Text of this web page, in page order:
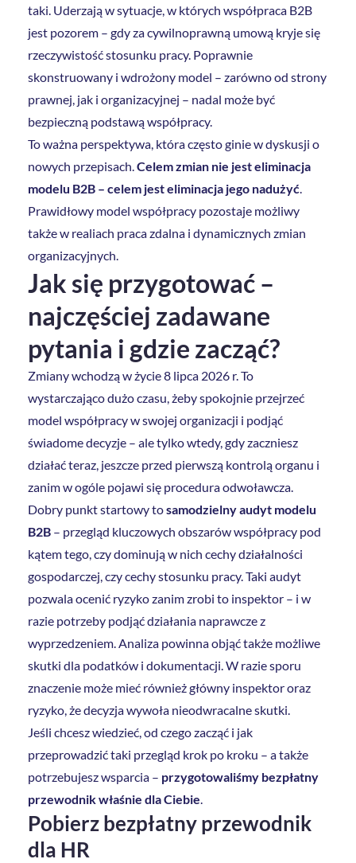
taki. Uderzają w sytuacje, w których współpraca B2B
jest pozorem – gdy za cywilnoprawną umową kryje się
rzeczywistość stosunku pracy. Poprawnie
skonstruowany i wdrożony model – zarówno od strony
prawnej, jak i organizacyjnej – nadal może być
bezpieczną podstawą współpracy.
To ważna perspektywa, która często ginie w dyskusji o
nowych przepisach. Celem zmian nie jest eliminacja
modelu B2B – celem jest eliminacja jego nadużyć
Prawidłowy model współpracy pozostaje możliwy
także w realiach praca zdalna i dynamicznych zmian
organizacyjnych.
Jak się przygotować –
najczęściej zadawane
pytania i gdzie zacząć?
Zmiany wchodzą w życie 8 lipca 2026 r. To
wystarczająco dużo czasu, żeby spokojnie przejrzeć
model współpracy w swojej organizacji i podjąć
świadome decyzje – ale tylko wtedy, gdy zaczniesz
działać teraz, jeszcze przed pierwszą kontrolą organu i
zanim w ogóle pojawi się procedura odwoławcza.
Dobry punkt startowy tosamodzielny audyt modelu
B2B – przegląd kluczowych obszarów współpracy pod
kątem tego, czy dominują w nich cechy działalności
gospodarczej, czy cechy stosunku pracy. Taki audyt
pozwala ocenić ryzyko zanim zrobi to inspektor – i w
razie potrzeby podjąć działania naprawcze z
wyprzedzeniem. Analiza powinna objąć także możliwe
skutki dla podatków i dokumentacji. W razie sporu
znaczenie może mieć również główny inspektor oraz
ryzyko, że decyzja wywoła nieodwracalne skutki.
Jeśli chcesz wiedzieć, od czego zacząć i jak
przeprowadzić taki przegląd krok po kroku – a także
potrzebujesz wsparcia – przygotowaliśmy bezpłatny
przewodnik właśnie dla Ciebie
Pobierz bezpłatny przewodnik
dla HR